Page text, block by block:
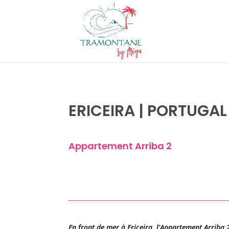
ERICEIRA | PORTUGAL
Appartement Arriba 2